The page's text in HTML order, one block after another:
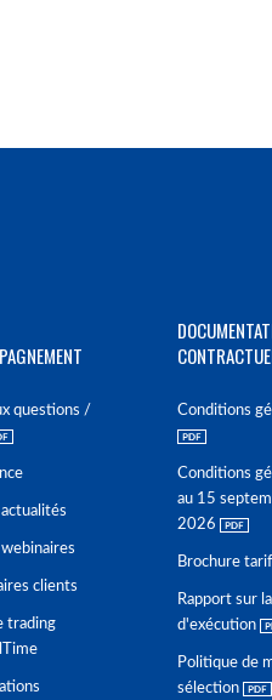
questions /
actualités
webinaires
clients
trading
Conditions
Conditions
au 15
2026
Brochure
Rapport sur
d'exécution
Politique de
sélection